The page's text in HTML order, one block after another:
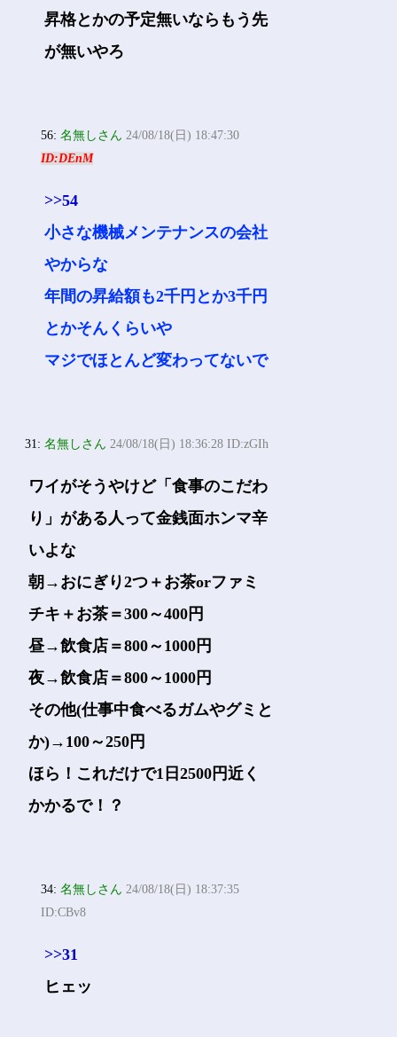
昇格とかの予定無いならもう先
が無いやろ
56:名無しさん 24/08/18(日) 18:47:30
ID:DEnM
>>54
小さな機械メンテナンスの会社
やからな
年間の昇給額も2千円とか3千円
とかそんくらいや
マジでほとんど変わってないで
31:名無しさん 24/08/18(日) 18:36:28 ID:zGIh
ワイがそうやけど「食事のこだわ
り」がある人って金銭面ホンマ辛
いよな
朝→おにぎり2つ＋お茶orファミ
チキ＋お茶＝300～400円
昼→飲食店＝800～1000円
夜→飲食店＝800～1000円
その他(仕事中食べるガムやグミと
か)→100～250円
ほら！これだけで1日2500円近く
かかるで！？
34:名無しさん 24/08/18(日) 18:37:35
ID:CBv8
>>31
ヒェッ